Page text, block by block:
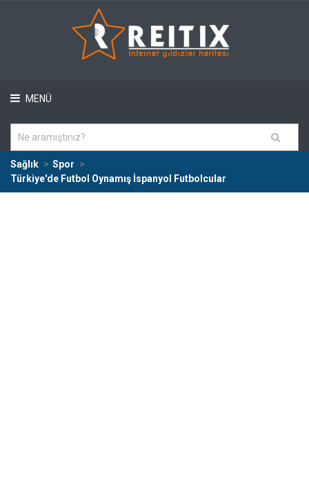
MENÜ
Sağlık
Spor
Türkiye'de Futbol Oynamış İspanyol Futbolcular